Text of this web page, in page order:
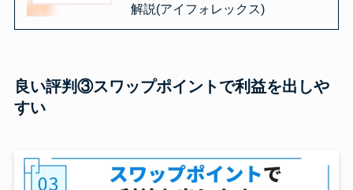
解説(アイフォレックス)
良い評判③スワップポイントで利益を出しや
すい